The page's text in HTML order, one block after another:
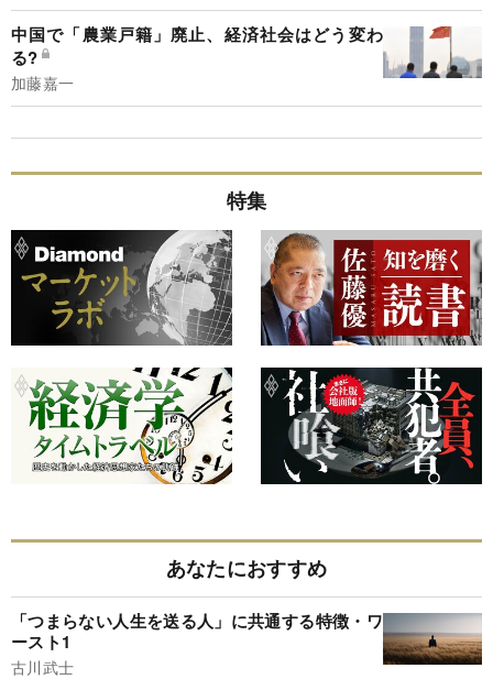
中国で「農業戸籍」廃止、経済社会はどう変わ
る?
加藤嘉一
特集
あなたにおすすめ
「つまらない人生を送る人」に共通する特徴・ワ
ースト1
古川武士